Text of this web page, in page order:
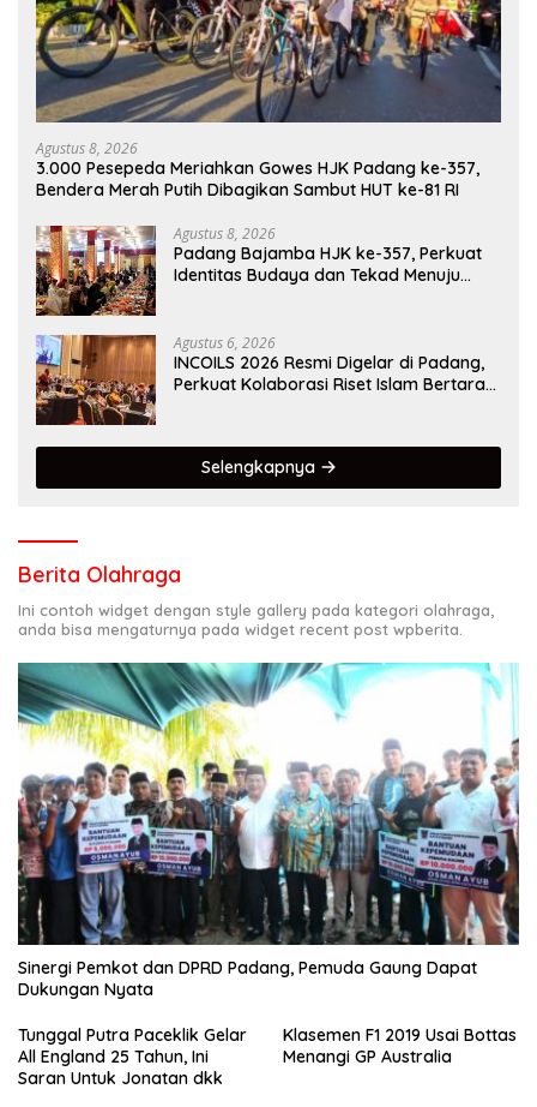
Agustus 8, 2026
3.000 Pesepeda Meriahkan Gowes HJK Padang ke-357,
Bendera Merah Putih Dibagikan Sambut HUT ke-81 RI
Agustus 8, 2026
Padang Bajamba HJK ke-357, Perkuat
Identitas Budaya dan Tekad Menuju
Agustus 6, 2026
INCOILS 2026 Resmi Digelar di Padang,
Perkuat Kolaborasi Riset Islam Bertaraf
Selengkapnya
Berita Olahraga
Ini contoh widget dengan style gallery pada kategori olahraga,
anda bisa mengaturnya pada widget recent post wpberita.
Sinergi Pemkot dan DPRD Padang, Pemuda Gaung Dapat
Dukungan Nyata
Tunggal Putra Paceklik Gelar
All England 25 Tahun, Ini
Saran Untuk Jonatan dkk
Klasemen F1 2019 Usai Bottas
Menangi GP Australia